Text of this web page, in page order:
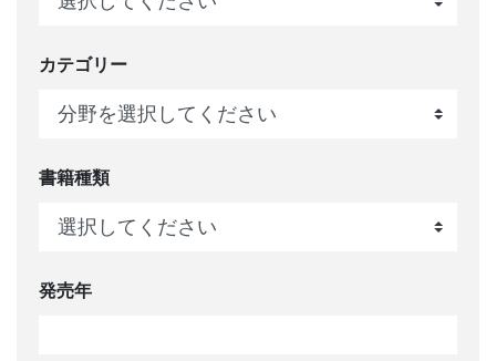
カテゴリー
書籍種類
発売年